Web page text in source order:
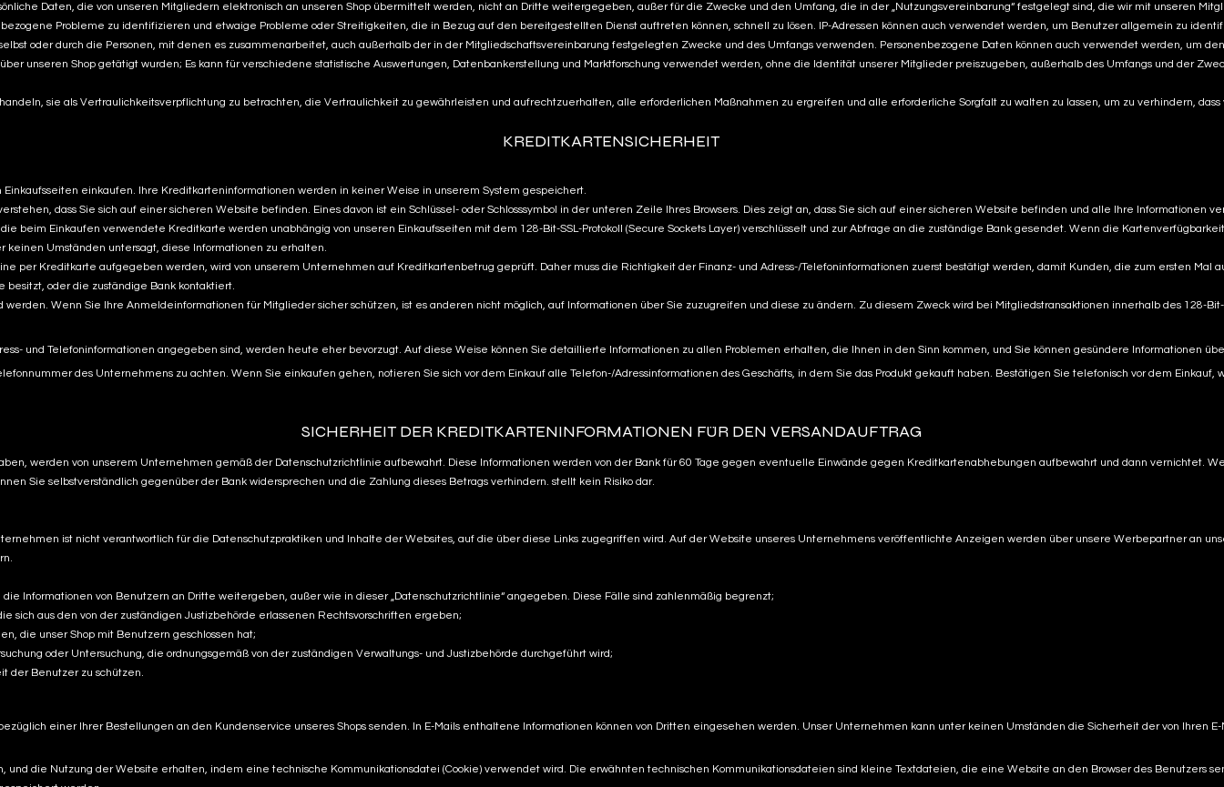
Daten, die von unseren Mitgliedern elektronisch an unseren Shop übermittelt werden, nicht an Dritte weitergegeben, außer für die Zwecke und den Umfang, die in der „Nutzungsvereinbarung“ festgelegt sind, die wir mit unseren
Probleme zu identifizieren und etwaige Probleme oder Streitigkeiten, die in Bezug auf den bereitgestellten Dienst auftreten können, schnell zu lösen. IP-Adressen können auch verwendet werden, um Benutzer allgemein zu
oder durch die Personen, mit denen es zusammenarbeitet, auch außerhalb der in der Mitgliedschaftsvereinbarung festgelegten Zwecke und des Umfangs verwenden. Personenbezogene Daten können auch verwendet werden, um
unseren Shop getätigt wurden; Es kann für verschiedene statistische Auswertungen, Datenbankerstellung und Marktforschung verwendet werden, ohne die Identität unserer Mitglieder preiszugeben, außerhalb des Umfangs und der
sie als Vertraulichkeitsverpflichtung zu betrachten, die Vertraulichkeit zu gewährleisten und aufrechtzuerhalten, alle erforderlichen Maßnahmen zu ergreifen und alle erforderliche Sorgfalt zu walten zu lassen, um zu verhindern,
KREDITKARTENSICHERHEIT
einkaufen. Ihre Kreditkarteninformationen werden in keiner Weise in unserem System gespeichert.
dass Sie sich auf einer sicheren Website befinden. Eines davon ist ein Schlüssel- oder Schlosssymbol in der unteren Zeile Ihres Browsers. Dies zeigt an, dass Sie sich auf einer sicheren Website befinden und alle Ihre Informationen
beim Einkaufen verwendete Kreditkarte werden unabhängig von unseren Einkaufsseiten mit dem 128-Bit-SSL-Protokoll (Secure Sockets Layer) verschlüsselt und zur Abfrage an die zuständige Bank gesendet. Wenn die
Umständen untersagt, diese Informationen zu erhalten.
per Kreditkarte aufgegeben werden, wird von unserem Unternehmen auf Kreditkartenbetrug geprüft. Daher muss die Richtigkeit der Finanz- und Adress-/Telefoninformationen zuerst bestätigt werden, damit Kunden, die zum ersten Mal
oder die zuständige Bank kontaktiert.
Wenn Sie Ihre Anmeldeinformationen für Mitglieder sicher schützen, ist es anderen nicht möglich, auf Informationen über Sie zuzugreifen und diese zu ändern. Zu diesem Zweck wird bei Mitgliedstransaktionen innerhalb des 128-
und Telefoninformationen angegeben sind, werden heute eher bevorzugt. Auf diese Weise können Sie detaillierte Informationen zu allen Problemen erhalten, die Ihnen in den Sinn kommen, und Sie können gesündere Informationen
des Unternehmens zu achten. Wenn Sie einkaufen gehen, notieren Sie sich vor dem Einkauf alle Telefon-/Adressinformationen des Geschäfts, in dem Sie das Produkt gekauft haben. Bestätigen Sie telefonisch vor dem
SICHERHEIT DER KREDITKARTENINFORMATIONEN FÜR DEN VERSANDAUFTRAG
werden von unserem Unternehmen gemäß der Datenschutzrichtlinie aufbewahrt. Diese Informationen werden von der Bank für 60 Tage gegen eventuelle Einwände gegen Kreditkartenabhebungen aufbewahrt und dann vernichtet.
Sie selbstverständlich gegenüber der Bank widersprechen und die Zahlung dieses Betrags verhindern. stellt kein Risiko dar.
ist nicht verantwortlich für die Datenschutzpraktiken und Inhalte der Websites, auf die über diese Links zugegriffen wird. Auf der Website unseres Unternehmens veröffentlichte Anzeigen werden über unsere Werbepartner an
Informationen von Benutzern an Dritte weitergeben, außer wie in dieser „Datenschutzrichtlinie“ angegeben. Diese Fälle sind zahlenmäßig begrenzt;
sich aus den von der zuständigen Justizbehörde erlassenen Rechtsvorschriften ergeben;
die unser Shop mit Benutzern geschlossen hat;
oder Untersuchung, die ordnungsgemäß von der zuständigen Verwaltungs- und Justizbehörde durchgeführt wird;
der Benutzer zu schützen.
einer Ihrer Bestellungen an den Kundenservice unseres Shops senden. In E-Mails enthaltene Informationen können von Dritten eingesehen werden. Unser Unternehmen kann unter keinen Umständen die Sicherheit der von Ihren
die Nutzung der Website erhalten, indem eine technische Kommunikationsdatei (Cookie) verwendet wird. Die erwähnten technischen Kommunikationsdateien sind kleine Textdateien, die eine Website an den Browser des Benutzers